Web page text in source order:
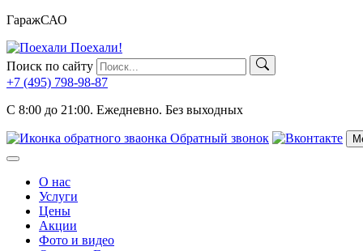
ГаражСАО
Поехали!
Поиск по сайту
+7 (495) 798-98-87
C 8:00 до 21:00. Ежедневно. Без выходных
Обратный звонок
Меню
О нас
Услуги
Цены
Акции
Фото и видео